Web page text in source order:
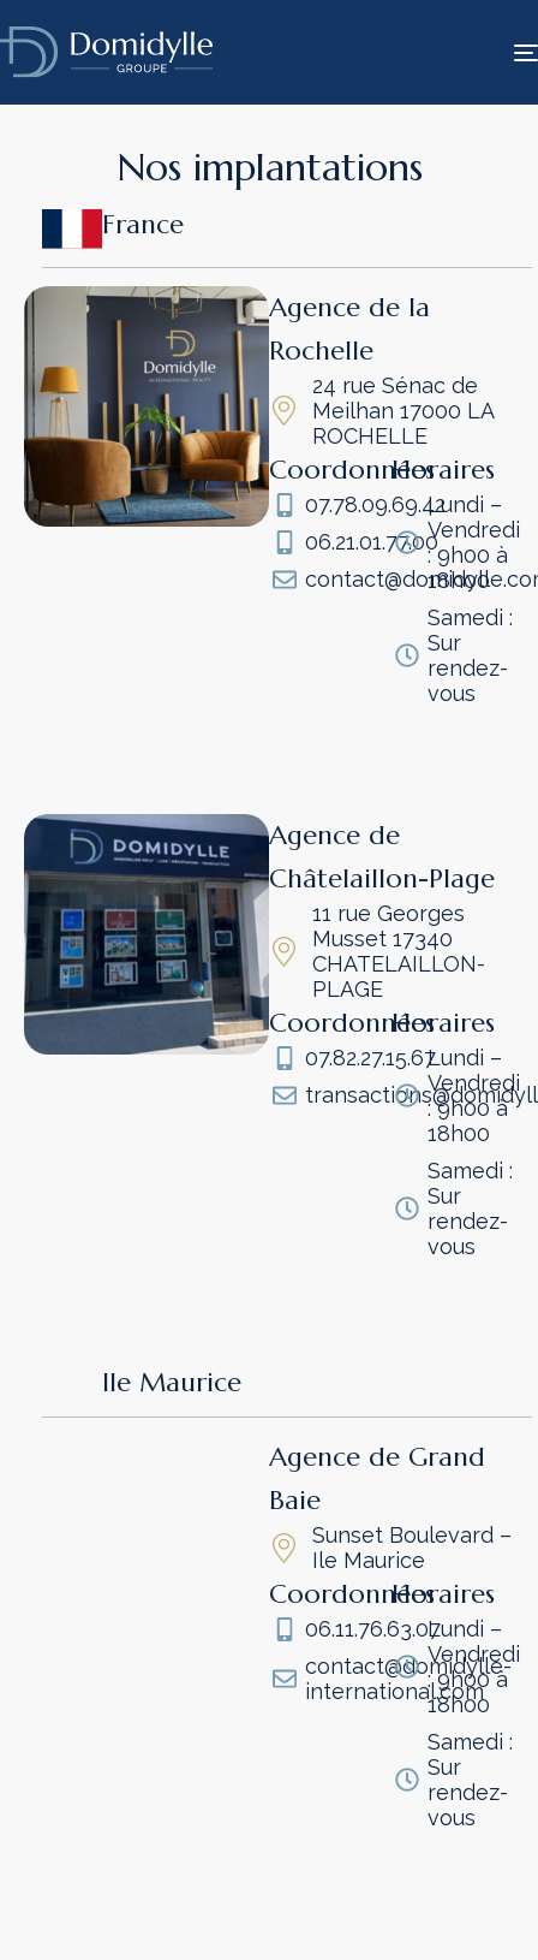
Nos implantations
France
Agence de la
Rochelle
24 rue Sénac de
Meilhan 17000 LA
ROCHELLE
Coordonnées
07.78.09.69.42
06.21.01.77.00
Horaires
Lundi –
Vendredi
: 9h00 à
18h00
Samedi :
Sur
rendez-
vous
Agence de
Châtelaillon-Plage
11 rue Georges
Musset 17340
CHATELAILLON-
PLAGE
Coordonnées
07.82.27.15.67
Horaires
Lundi –
Vendredi
: 9h00 à
18h00
Samedi :
Sur
rendez-
vous
Ile Maurice
Agence de Grand
Baie
Sunset Boulevard –
Ile Maurice
Coordonnées
06.11.76.63.07
contact@domidylle-
international.com
Horaires
Lundi –
Vendredi
: 9h00 à
18h00
Samedi :
Sur
rendez-
vous